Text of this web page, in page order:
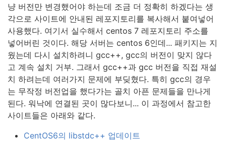
냥 버전만 변경했어야 하는데 조금 더 정확히 하겠다는 생
각으로 사이트에 안내된 레포지토리를 복사해서 붙여넣어
사용했다. 여기서 실수해서 centos 7 레포지토리 주소를
넣어버린 것이다. 해당 서버는 centos 6인데... 패키지는 지
웠는데 다시 설치하려니 gcc++, gcc의 버전이 맞지 않다
고 계속 설치 거부. 그래서 gcc++과 gcc 버전을 직접 재설
치 하려는데 여러가지 문제에 부딪혔다. 특히 gcc의 경우
는 무작정 버전업을 했다가는 골치 아픈 문제들을 만나게
된다. 워낙에 연결된 곳이 많다보니... 이 과정에서 참고한
사이트들은 아래와 같다.
CentOS6의 libstdc++ 업데이트